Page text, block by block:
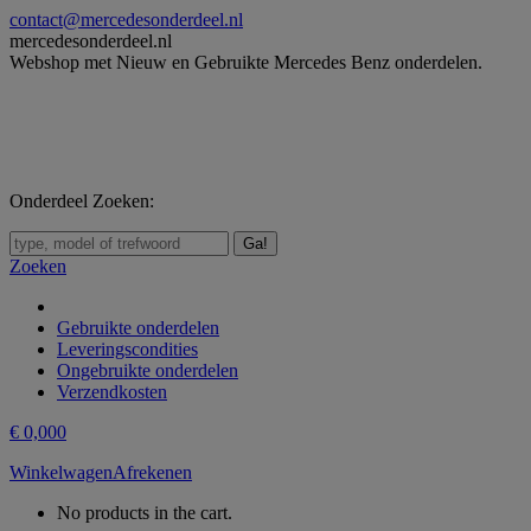
Skip
to
content
contact@mercedesonderdeel.nl
mercedesonderdeel.nl
Webshop met Nieuw en Gebruikte Mercedes Benz onderdelen.
Onderdeel Zoeken:
Zoeken:
Zoeken
Gebruikte onderdelen
Leveringscondities
Ongebruikte onderdelen
Verzendkosten
€ 0,000
WinkelwagenAfrekenen
No products in the cart.